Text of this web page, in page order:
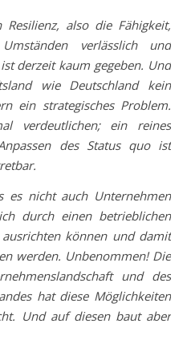
also die Fähigkeit,
verlässlich und
derzeit kaum gegeben. Und
wie Deutschland kein
ein strategisches Problem.
verdeutlichen; ein reines
des Status quo ist
es nicht auch Unternehmen
durch einen betrieblichen
können und damit
werden. Unbenommen! Die
und des
hat diese Möglichkeiten
Und auf diesen baut aber